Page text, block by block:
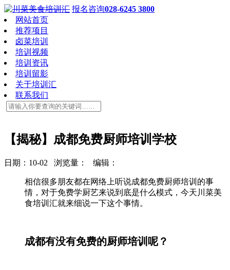
报名咨询028-6245 3800
网站首页
推荐项目
卤菜培训
培训视频
培训资讯
培训留影
关于培训汇
联系我们
【揭秘】成都免费厨师培训学校
日期：10-02 浏览量： 编辑：
相信很多朋友都在网络上听说成都免费厨师培训的事
情，对于免费学厨艺来说到底是什么模式，今天川菜美
食培训汇就来细说一下这个事情。
成都有没有免费的厨师培训呢？